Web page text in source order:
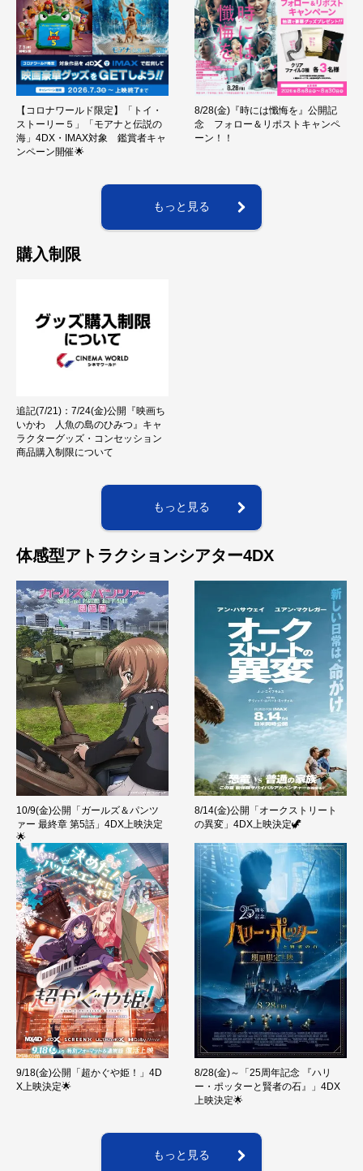
【コロナワールド限定】「トイ・
ストーリー５」「モアナと伝説の
海」4DX・IMAX対象 鑑賞者キャ
ンペーン開催🌟
8/28(金)『時には懺悔を』公開記
念 フォロー＆リポストキャンペ
ーン！！
もっと見る
購入制限
追記(7/21)：7/24(金)公開『映画ち
いかわ 人魚の島のひみつ』キャ
ラクターグッズ・コンセッション
商品購入制限について
もっと見る
体感型アトラクションシアター4DX
10/9(金)公開「ガールズ＆パンツ
ァー 最終章 第5話」4DX上映決定
🌟
8/14(金)公開「オークストリート
の異変」4DX上映決定🦖
9/18(金)公開「超かぐや姫！」4D
X上映決定🌟
8/28(金)～「25周年記念 『ハリ
ー・ポッターと賢者の石』」4DX
上映決定🌟
もっと見る